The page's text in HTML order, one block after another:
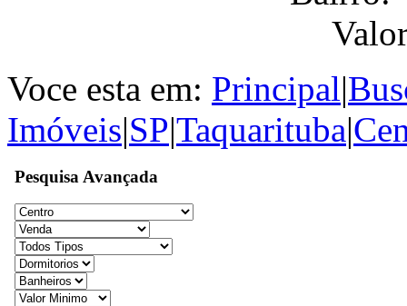
Voce esta em: Principal|
Imóveis|SP|Taquarituba|
Pesquisa Avançada